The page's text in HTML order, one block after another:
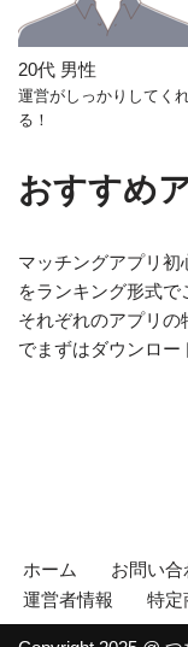
20代 男性
運営がしっかりしてく
る！
おすすめ
マッチングアプリ初
をランキング形式で
それぞれのアプリ
でまずはダウンロー
ホーム お問い合
運営者情報
特定